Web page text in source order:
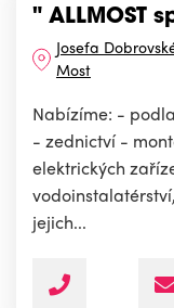
" ALLMOST
Josefa
Most
Nabízíme: -
- zednictví -
elektrických
jejich...